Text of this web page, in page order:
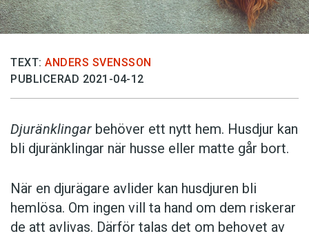
TEXT: ANDERS SVENSSON
PUBLICERAD 2021-04-12
Djuränklingar behöver ett nytt hem. Husdjur kan
bli djuränklingar när husse eller matte går bort.
När en djurägare avlider kan husdjuren bli
hemlösa. Om ingen vill ta hand om dem riskerar
de att avlivas. Därför talas det om behovet av